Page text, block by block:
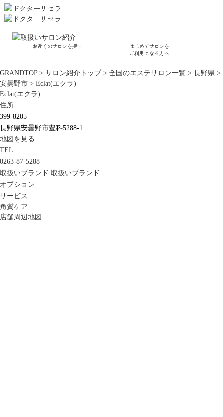
お近くのサロンを探す
はじめてサロンを
ご利用になる方へ
GRANDTOP > サロン紹介トップ > 全国のエステサロン一覧 > 長野県 >
安曇野市 > Eclat(エクラ)
Eclat(エクラ)
住所
399-8205
長野県安曇野市豊科5288-1
地図を見る
TEL
0263-87-5288
取扱いブランド 取扱いブランド
オプション
サービス
角質ケア
店舗周辺地図